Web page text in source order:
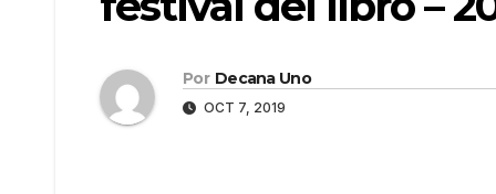
Por Decana Uno
OCT 7, 2019